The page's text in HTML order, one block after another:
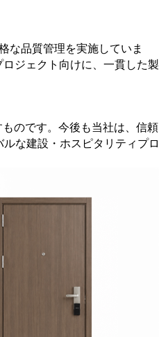
な品質管理を実施していま
ジェクト向けに、一貫した製
のです。今後も当社は、信頼
ルな建設・ホスピタリティプロ